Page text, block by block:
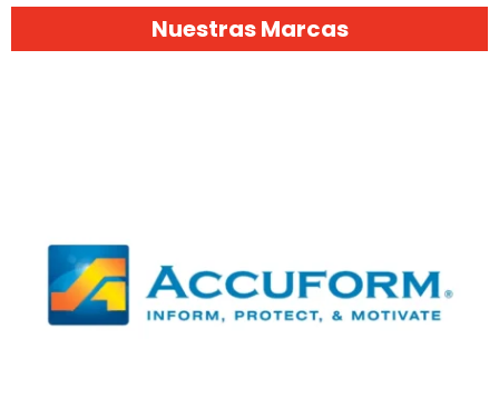
Nuestras Marcas